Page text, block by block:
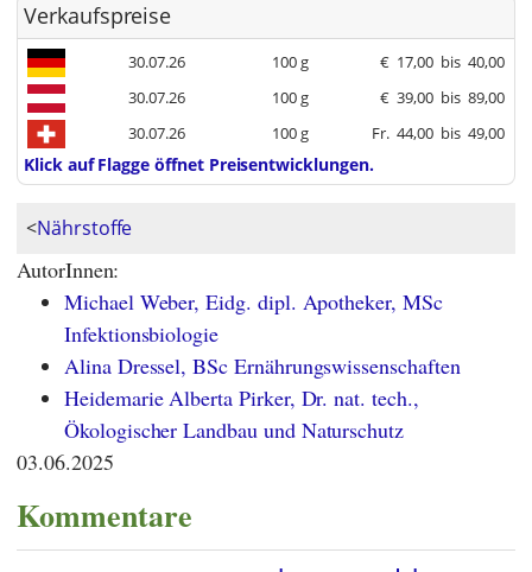
Verkaufspreise
30.07.26 100 g € 17,00 bis 40,00
30.07.26
100 g € 39,00 bis 89,00
30.07.26
100 g Fr. 44,00 bis 49,00
Klick auf Flagge öffnet Preisentwicklungen.
<Nährstoffe
AutorInnen:
Michael Weber, Eidg. dipl. Apotheker, MSc
Infektionsbiologie
Alina Dressel, BSc Ernährungswissenschaften
Heidemarie Alberta Pirker, Dr. nat. tech.,
Ökologischer Landbau und Naturschutz
03.06.2025
Kommentare